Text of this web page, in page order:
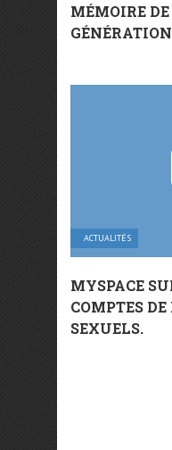
MÉMOIRE
ACTUALITÉS
MYSPACE
COMPTES
SEXUELS.